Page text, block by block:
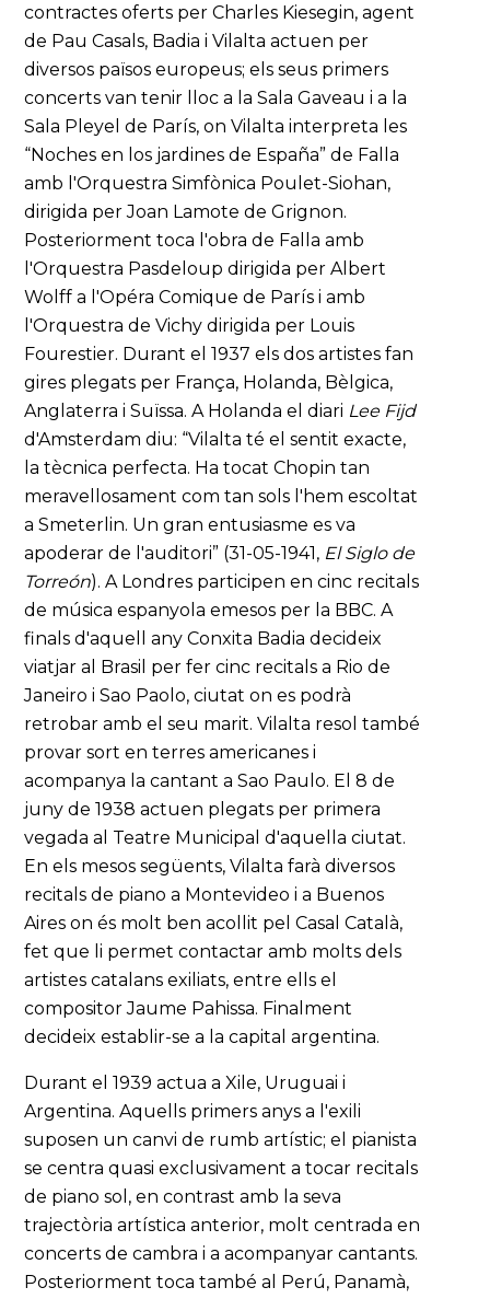
contractes oferts per Charles Kiesegin, agent
de Pau Casals, Badia i Vilalta actuen per
diversos països europeus; els seus primers
concerts van tenir lloc a la Sala Gaveau i a la
Sala Pleyel de París, on Vilalta interpreta les
“Noches en los jardines de España” de Falla
amb l'Orquestra Simfònica Poulet-Siohan,
dirigida per Joan Lamote de Grignon.
Posteriorment toca l'obra de Falla amb
l'Orquestra Pasdeloup dirigida per Albert
Wolff a l'Opéra Comique de París i amb
l'Orquestra de Vichy dirigida per Louis
Fourestier. Durant el 1937 els dos artistes fan
gires plegats per França, Holanda, Bèlgica,
Anglaterra i Suïssa. A Holanda el diari Lee Fijd
d'Amsterdam diu: “Vilalta té el sentit exacte,
la tècnica perfecta. Ha tocat Chopin tan
meravellosament com tan sols l'hem escoltat
a Smeterlin. Un gran entusiasme es va
apoderar de l'auditori” (31-05-1941, El Siglo de
Torreón). A Londres participen en cinc recitals
de música espanyola emesos per la BBC. A
finals d'aquell any Conxita Badia decideix
viatjar al Brasil per fer cinc recitals a Rio de
Janeiro i Sao Paolo, ciutat on es podrà
retrobar amb el seu marit. Vilalta resol també
provar sort en terres americanes i
acompanya la cantant a Sao Paulo. El 8 de
juny de 1938 actuen plegats per primera
vegada al Teatre Municipal d'aquella ciutat.
En els mesos següents, Vilalta farà diversos
recitals de piano a Montevideo i a Buenos
Aires on és molt ben acollit pel Casal Català,
fet que li permet contactar amb molts dels
artistes catalans exiliats, entre ells el
compositor Jaume Pahissa. Finalment
decideix establir-se a la capital argentina.
Durant el 1939 actua a Xile, Uruguai i
Argentina. Aquells primers anys a l'exili
suposen un canvi de rumb artístic; el pianista
se centra quasi exclusivament a tocar recitals
de piano sol, en contrast amb la seva
trajectòria artística anterior, molt centrada en
concerts de cambra i a acompanyar cantants.
Posteriorment toca també al Perú, Panamà,